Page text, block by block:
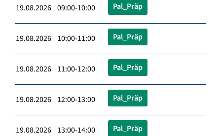
19.08.2026 09:00-10:00 Pal_Präp
19.08.2026 10:00-11:00 Pal_Präp
19.08.2026 11:00-12:00 Pal_Präp
19.08.2026 12:00-13:00 Pal_Präp
19.08.2026 13:00-14:00 Pal_Präp